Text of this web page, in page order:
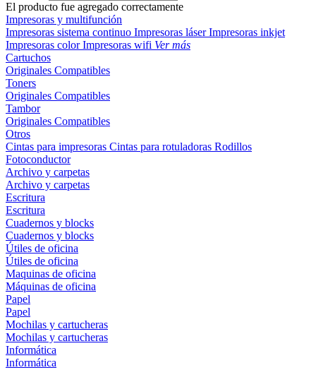
El producto fue agregado correctamente
Impresoras y multifunción
Impresoras sistema continuo Impresoras láserImpresoras inkjet
Impresoras colorImpresoras wifi Ver más
Cartuchos
Originales Compatibles
Toners
Originales Compatibles
Tambor
Originales Compatibles
Otros
Cintas para impresoras Cintas para rotuladoras Rodillos
Fotoconductor
Archivo y carpetas
Archivo y carpetas
Escritura
Escritura
Cuadernos y blocks
Cuadernos y blocks
Útiles de oficina
Útiles de oficina
Maquinas de oficina
Máquinas de oficina
Papel
Papel
Mochilas y cartucheras
Mochilas y cartucheras
Informática
Informática